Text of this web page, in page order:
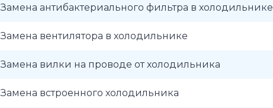
Замена антибактериального фильтра в холодильнике
Замена вентилятора в холодильнике
Замена вилки на проводе от холодильника
Замена встроенного холодильника